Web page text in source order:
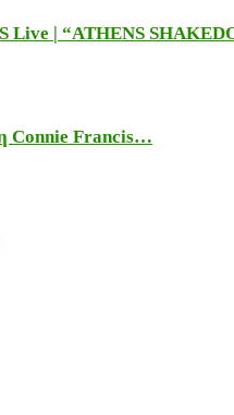
Live | “ATHENS
Connie Francis…